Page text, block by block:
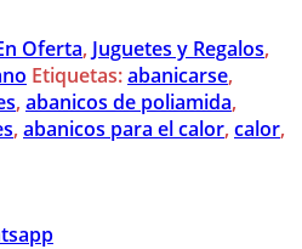
Oferta, Juguetes y Regalos,
Etiquetas:abanicarse,
, abanicos de poliamida,
, abanicos para el calor, calor,